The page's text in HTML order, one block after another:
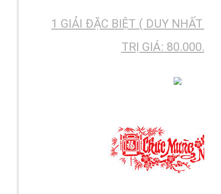
1 GIẢI ĐẶC BIỆT ( DUY NHẤT )
TRỊ GIÁ: